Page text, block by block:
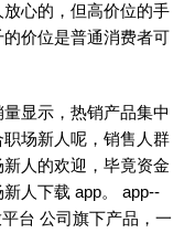
心的，但高价位的手
价位是普通消费者可
显示，热销产品集中
场新人呢，销售人群
人的欢迎，毕竟资金
人下载 app。 app--
台 公司旗下产品，一